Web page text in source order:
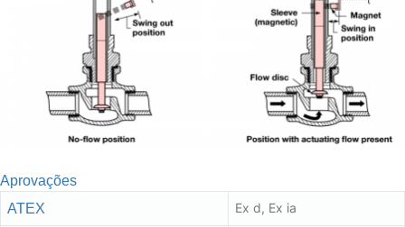
Aprovações
ATEX
Ex d, Ex ia